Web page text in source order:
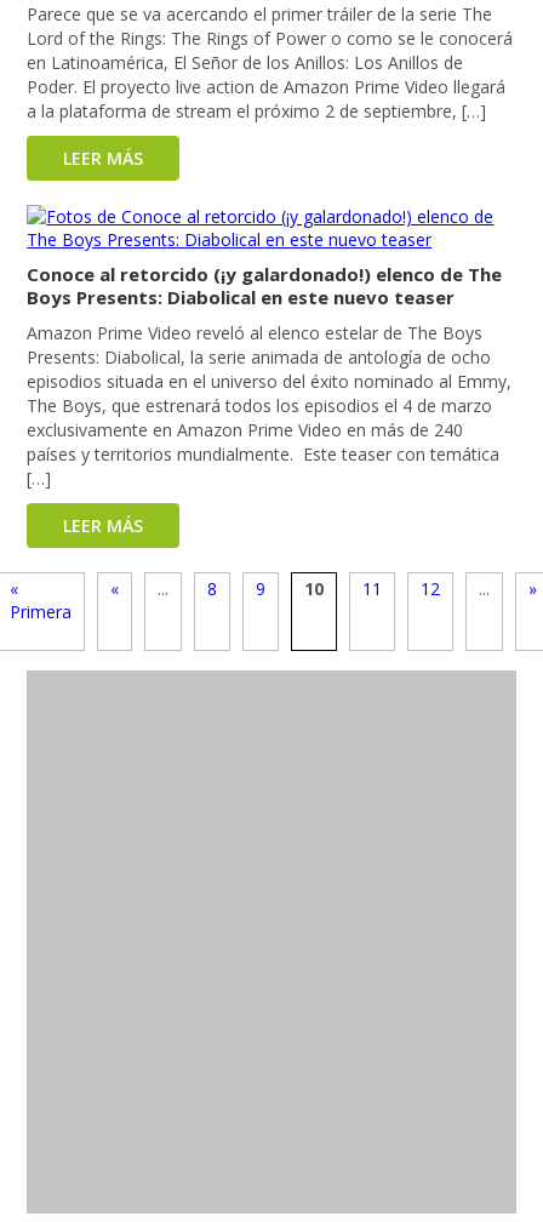
Parece que se va acercando el primer tráiler de la serie The
Lord of the Rings: The Rings of Power o como se le conocerá
en Latinoamérica, El Señor de los Anillos: Los Anillos de
Poder. El proyecto live action de Amazon Prime Video llegará
a la plataforma de stream el próximo 2 de septiembre, […]
LEER MÁS
Conoce al retorcido (¡y galardonado!) elenco de The
Boys Presents: Diabolical en este nuevo teaser
Amazon Prime Video reveló al elenco estelar de The Boys
Presents: Diabolical, la serie animada de antología de ocho
episodios situada en el universo del éxito nominado al Emmy,
The Boys, que estrenará todos los episodios el 4 de marzo
exclusivamente en Amazon Prime Video en más de 240
países y territorios mundialmente. Este teaser con temática
[…]
LEER MÁS
«
Primera
« ... 8 9 10 11 12 ... »